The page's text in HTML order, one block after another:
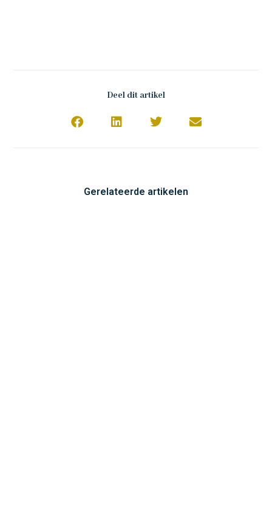
Deel dit artikel
Gerelateerde artikelen